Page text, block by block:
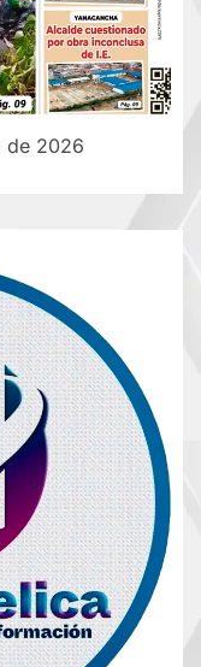
de 2026